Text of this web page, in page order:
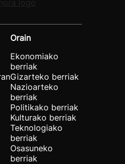
Orain
Ekonomiako
berriak
Gizarteko berriak
Nazioarteko
berriak
Politikako berriak
Kulturako berriak
Teknologiako
berriak
Osasuneko
berriak